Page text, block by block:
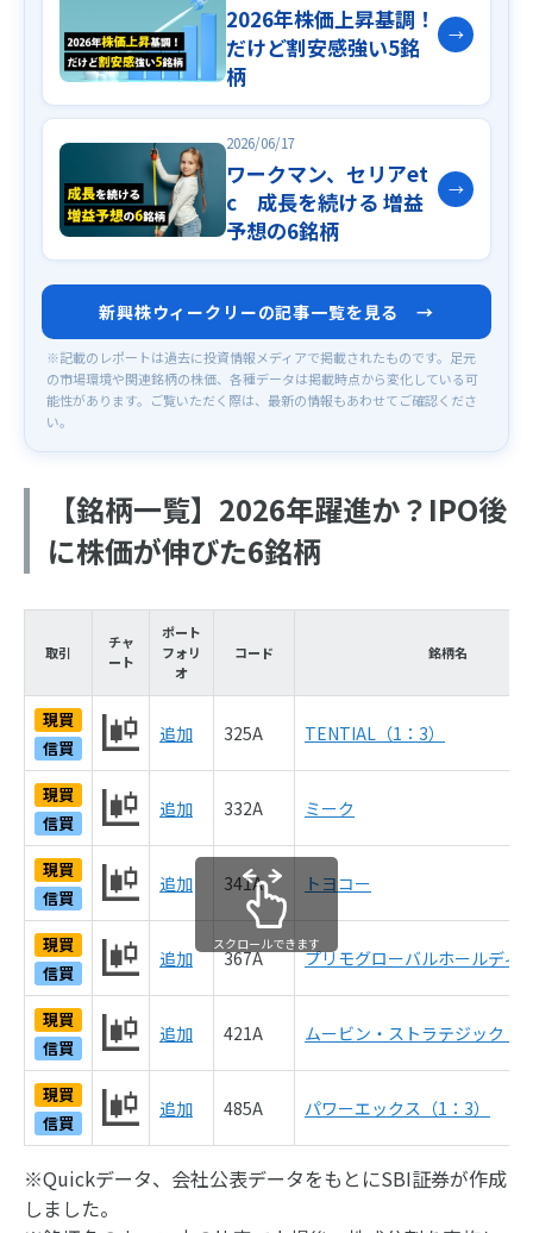
2026年株価上昇基調！
だけど割安感強い5銘
柄
→
2026/06/17
ワークマン、セリアet
c 成長を続ける 増益
予想の6銘柄
→
新興株ウィークリーの記事一覧を見る →
※記載のレポートは過去に投資情報メディアで掲載されたものです。足元
の市場環境や関連銘柄の株価、各種データは掲載時点から変化している可
能性があります。ご覧いただく際は、最新の情報もあわせてご確認くださ
い。
【銘柄一覧】2026年躍進か？IPO後
に株価が伸びた6銘柄
取引
チャ
ート
ポート
フォリ
オ
コード 銘柄名
現買
信買
追加 325A TENTIAL（1：3）
現買
信買
追加 332A ミーク
現買
信買
追加 341A トヨコー
現買
信買
追加 367A プリモグローバルホールディ
現買
信買
追加 421A ムービン・ストラテジック・
現買
信買
追加 485A パワーエックス（1：3）
スクロールできます
※Quickデータ、会社公表データをもとにSBI証券が作成
しました。